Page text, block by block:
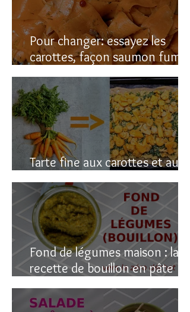
Pour changer: essayez les
carottes, façon saumon fumé!
(vegan du coup)
Tarte fine aux carottes et aux
fanes
Fond de légumes maison : la
recette de bouillon en pâte
(sain & facile)